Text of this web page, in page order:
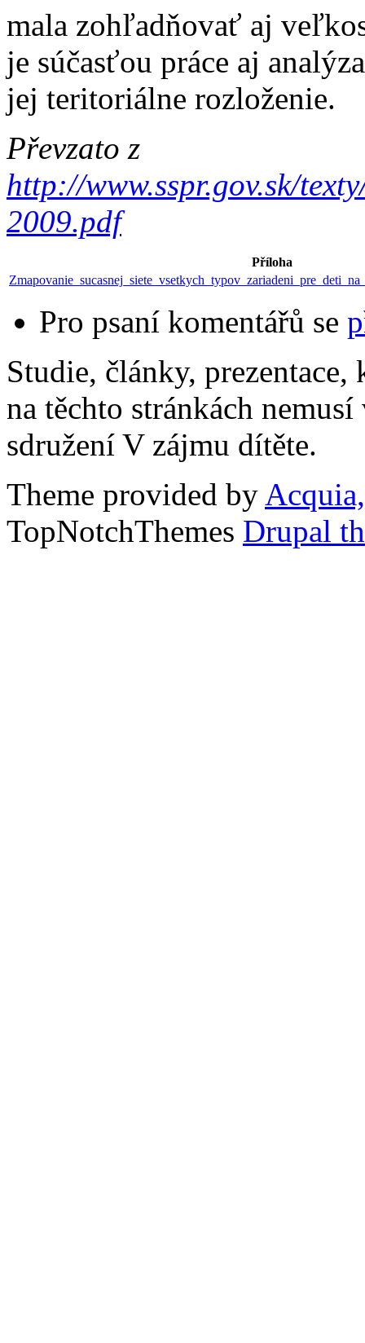
mala zohľadňovať aj
je súčasťou práce aj
jej teritoriálne rozloženie.
Převzato z
http://www.sspr.gov.sk/
2009.pdf
Příloha
Pro psaní komentářů se
Studie, články,
na těchto stránkách
sdružení V zájmu dítěte.
Theme provided by
TopNotchThemes Drupal